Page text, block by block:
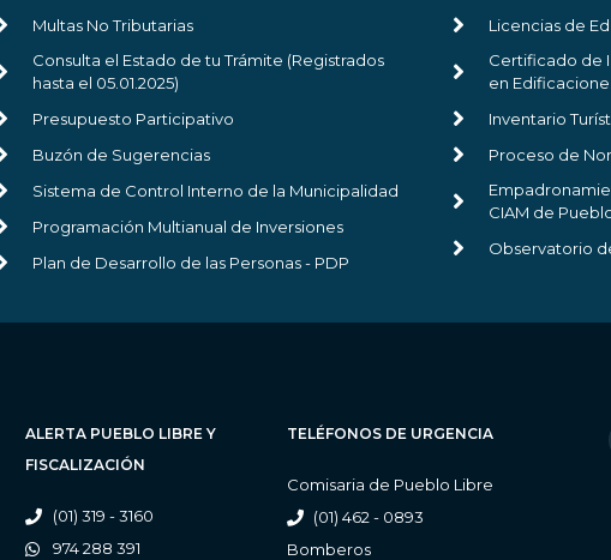
Multas No Tributarias
Consulta el Estado de tu Trámite (Registrados
hasta el 05.01.2025)
Presupuesto Participativo
Buzón de Sugerencias
Sistema de Control Interno de la Municipalidad
Programación Multianual de Inversiones
Plan de Desarrollo de las Personas - PDP
Licencias de
Certificado de
en
Inventario
Proceso de
CIAM de
Observatorio
ALERTA PUEBLO LIBRE Y
FISCALIZACIÓN
(01) 319 - 3160
974 288 391
TELÉFONOS DE URGENCIA
Comisaria de Pueblo Libre
(01) 462 - 0893
Bomberos